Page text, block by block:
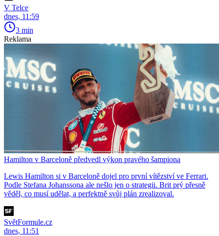
V Telce
dnes, 11:59
3 min
Reklama
Hamilton v Barceloně předvedl výkon pravého šampiona
Lewis Hamilton si v Barceloně dojel pro první vítězství ve Ferrari.
Podle Stefana Johanssona ale nešlo jen o strategii. Brit prý přesně
věděl, co musí udělat, a perfektně svůj plán zrealizoval.
SvětFormule.cz
dnes, 11:51